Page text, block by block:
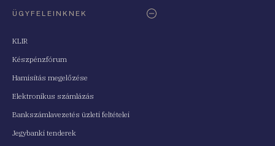
ÜGYFELEINKNEK
KLIR
Készpénzfórum
Hamisítás megelőzése
Elektronikus számlázás
Bankszámlavezetés üzleti feltételei
Jegybanki tenderek